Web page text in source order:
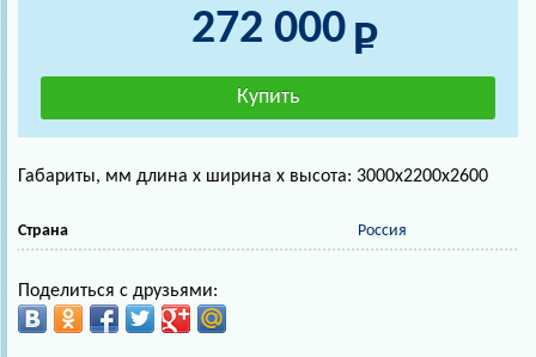
272 000
Габариты, мм длина х ширина х высота: 3000х2200х2600
Страна Россия
Поделиться с друзьями: